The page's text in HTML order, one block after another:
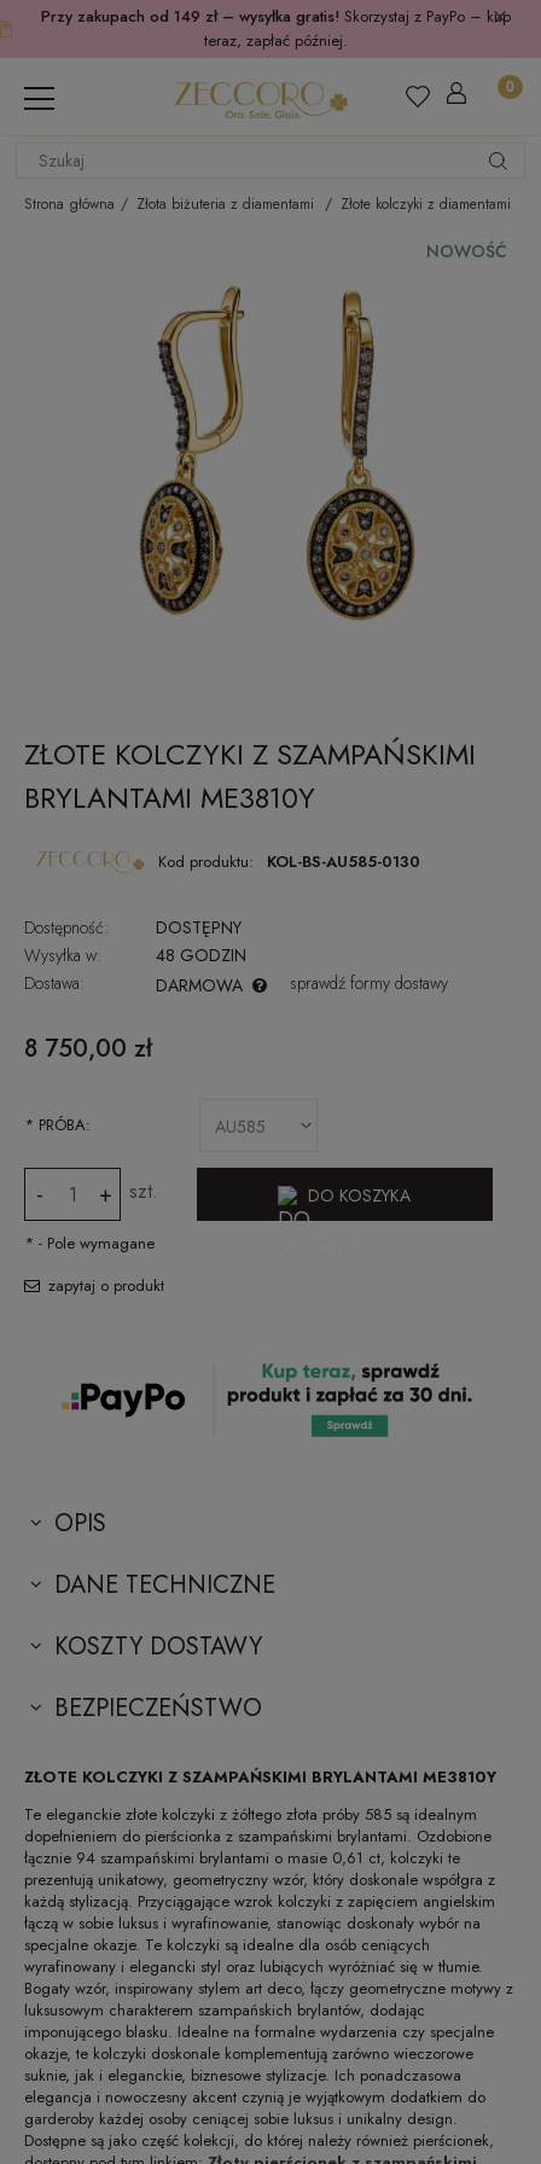
Przy zakupach od 149 zł – wysyłka gratis! Skorzystaj z PayPo – kup
teraz, zapłać później.
Strona główna Złota biżuteria z diamentami Złote kolczyki z diamentami
NOWOŚĆ
ZŁOTE KOLCZYKI Z SZAMPAŃSKIMI
BRYLANTAMI ME3810Y
Kod produktu: KOL-BS-AU585-0130
Dostępność:
DOSTĘPNY
Wysyłka w:
48 GODZIN
Dostawa:
DARMOWA sprawdź formy dostawy
8 750,00 zł
* PRÓBA:
- + szt. DO KOSZYKA
* - Pole wymagane
zapytaj o produkt
OPIS
DANE TECHNICZNE
KOSZTY DOSTAWY
BEZPIECZEŃSTWO
ZŁOTE KOLCZYKI Z SZAMPAŃSKIMI BRYLANTAMI ME3810Y
Te eleganckie złote kolczyki z żółtego złota próby 585 są idealnym
dopełnieniem do pierścionka z szampańskimi brylantami. Ozdobione
łącznie 94 szampańskimi brylantami o masie 0,61 ct, kolczyki te
prezentują unikatowy, geometryczny wzór, który doskonale współgra z
każdą stylizacją. Przyciągające wzrok kolczyki z zapięciem angielskim
łączą w sobie luksus i wyrafinowanie, stanowiąc doskonały wybór na
specjalne okazje. Te kolczyki są idealne dla osób ceniących
wyrafinowany i elegancki styl oraz lubiących wyróżniać się w tłumie.
Bogaty wzór, inspirowany stylem art deco, łączy geometryczne motywy z
luksusowym charakterem szampańskich brylantów, dodając
imponującego blasku. Idealne na formalne wydarzenia czy specjalne
okazje, te kolczyki doskonale komplementują zarówno wieczorowe
suknie, jak i eleganckie, biznesowe stylizacje. Ich ponadczasowa
elegancja i nowoczesny akcent czynią je wyjątkowym dodatkiem do
garderoby każdej osoby ceniącej sobie luksus i unikalny design.
Dostępne są jako część kolekcji, do której należy również pierścionek,